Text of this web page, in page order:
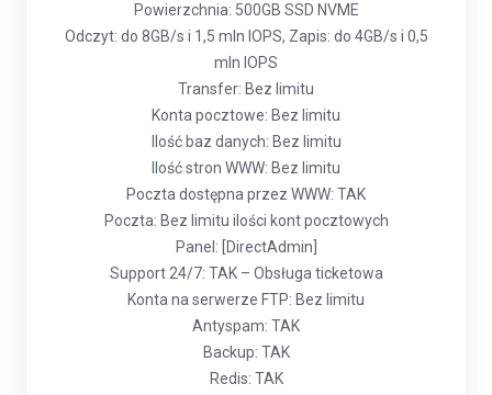
Powierzchnia: 500GB SSD NVME
Odczyt: do 8GB/s i 1,5 mln IOPS, Zapis: do 4GB/s i 0,5
mln IOPS
Transfer: Bez limitu
Konta pocztowe: Bez limitu
Ilość baz danych: Bez limitu
Ilość stron WWW: Bez limitu
Poczta dostępna przez WWW: TAK
Poczta: Bez limitu ilości kont pocztowych
Panel: [DirectAdmin]
Support 24/7: TAK – Obsługa ticketowa
Konta na serwerze FTP: Bez limitu
Antyspam: TAK
Backup: TAK
Redis: TAK